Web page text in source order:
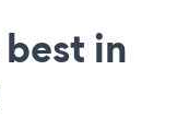
in